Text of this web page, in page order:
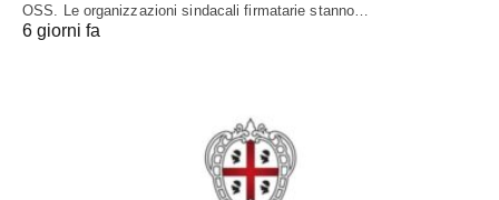
OSS. Le organizzazioni sindacali firmatarie stanno…
6 giorni fa